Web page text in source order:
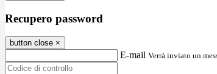
Recupero password
button close ×
E-mail Verrà inviato un